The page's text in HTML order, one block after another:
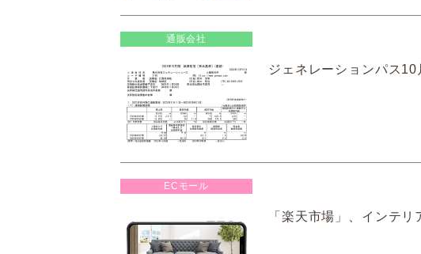
通販会社
ジェネレーションパス
ECモール
「楽天市場」、インテ